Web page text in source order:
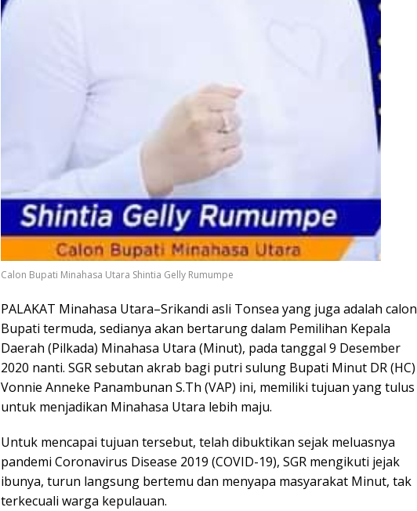
Calon Bupati Minahasa Utara Shintia Gelly Rumumpe
PALAKAT Minahasa Utara–Srikandi asli Tonsea yang juga adalah calon
Bupati termuda, sedianya akan bertarung dalam Pemilihan Kepala
Daerah (Pilkada) Minahasa Utara (Minut), pada tanggal 9 Desember
2020 nanti. SGR sebutan akrab bagi putri sulung Bupati Minut DR (HC)
Vonnie Anneke Panambunan S.Th (VAP) ini, memiliki tujuan yang tulus
untuk menjadikan Minahasa Utara lebih maju.
Untuk mencapai tujuan tersebut, telah dibuktikan sejak meluasnya
pandemi Coronavirus Disease 2019 (COVID-19), SGR mengikuti jejak
ibunya, turun langsung bertemu dan menyapa masyarakat Minut, tak
terkecuali warga kepulauan.